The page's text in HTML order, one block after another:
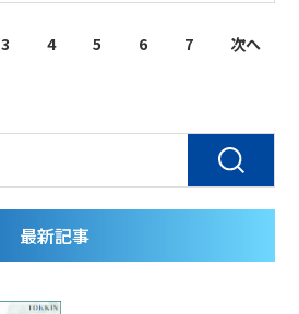
3 4 5 6 7 次へ
最新記事